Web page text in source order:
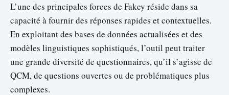
L’une des principales forces de Fakey réside dans sa
capacité à fournir des réponses rapides et contextuelles.
En exploitant des bases de données actualisées et des
modèles linguistiques sophistiqués, l’outil peut traiter
une grande diversité de questionnaires, qu’il s’agisse de
QCM, de questions ouvertes ou de problématiques plus
complexes.